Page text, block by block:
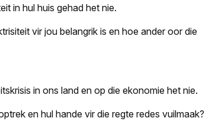
in hul huis gehad het nie.
vir jou belangrik is en hoe ander oor die
in ons land en op die ekonomie het nie.
en hul hande vir die regte redes vuilmaak?